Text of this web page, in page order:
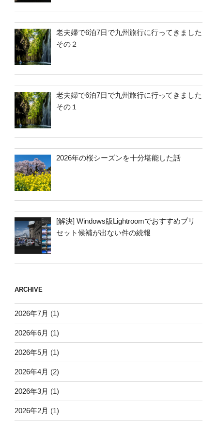
老夫婦で6泊7日で九州旅行に行ってきました
その２
老夫婦で6泊7日で九州旅行に行ってきました
その１
2026年の桜シーズンを十分堪能した話
[解決] Windows版Lightroomでおすすめプリ
セット候補が出ない件の続報
ARCHIVE
2026年7月 (1)
2026年6月 (1)
2026年5月 (1)
2026年4月 (2)
2026年3月 (1)
2026年2月 (1)